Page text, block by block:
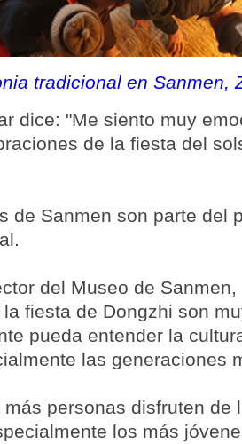
tradicional en Sanmen,
dice: "Me siento muy
de la fiesta del
de Sanmen son parte del
del Museo de
fiesta de Dongzhi son
pueda entender la
las generaciones
personas disfruten de
los más